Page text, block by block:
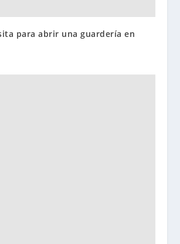
para abrir una guardería en